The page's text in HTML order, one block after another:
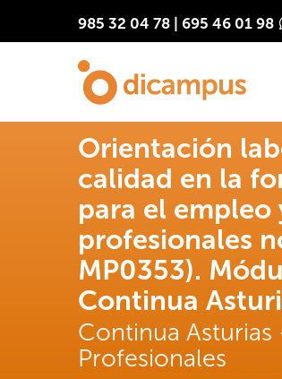
985 32 04 78 695 46 01 98
Orientación
calidad en la
para el
profesionales
MP0353).
Continua
Continua
Profesionales